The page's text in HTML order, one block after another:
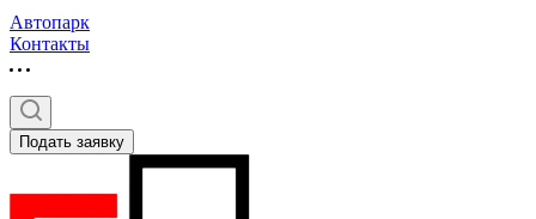
Автопарк
Контакты
Подать заявку